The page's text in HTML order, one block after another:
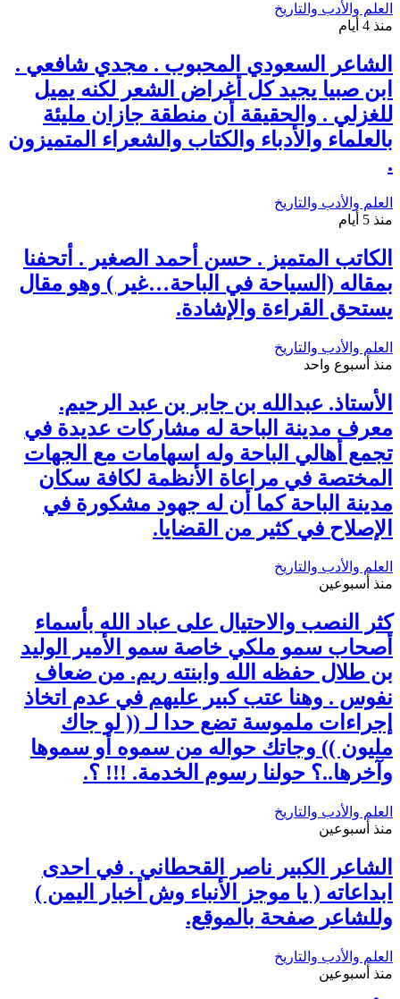
العلم والأدب والتاريخ
منذ 4 أيام
الشاعر السعودي المحبوب . مجدي شافعي .
ابن صبيا يجيد كل أغراض الشعر لكنه يميل
للغزلي . والحقيقة أن منطقة جازان مليئة
بالعلماء والأدباء والكتاب والشعراء المتميزون
.
العلم والأدب والتاريخ
منذ 5 أيام
الكاتب المتميز . حسن أحمد الصغير . أتحفنا
بمقاله (السياحة في الباحة…غير ) وهو مقال
يستحق القراءة والإشادة.
العلم والأدب والتاريخ
منذ أسبوع واحد
الأستاذ. عبدالله بن جابر بن عبد الرحيم.
معرف مدينة الباحة له مشاركات عديدة في
تجمع أهالي الباحة وله اسهامات مع الجهات
المختصة في مراعاة الأنظمة لكافة سكان
مدينة الباحة كما أن له جهود مشكورة في
الإصلاح في كثير من القضايا.
العلم والأدب والتاريخ
منذ أسبوعين
كثر النصب والاحتيال على عباد الله بأسماء
أصحاب سمو ملكي خاصة سمو الأمير الوليد
بن طلال حفظه الله وابنته ريم. من ضعاف
نفوس . وهنا عتب كبير عليهم في عدم اتخاذ
إجراءات ملموسة تضع حدا لـ (( لو جاك
مليون )) وجاتك حواله من سموه أو سموها
وآخرها..؟ حولنا رسوم الخدمة. !!! ؟.
العلم والأدب والتاريخ
منذ أسبوعين
الشاعر الكبير ناصر القحطاني . في احدى
ابداعاته ( يا موجز الأنباء وش أخبار اليمن )
وللشاعر صفحة بالموقع.
العلم والأدب والتاريخ
منذ أسبوعين